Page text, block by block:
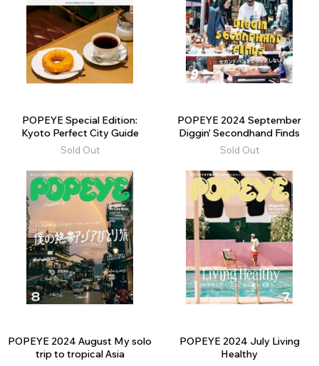
POPEYE Special Edition:
Kyoto Perfect City Guide
Sold Out
POPEYE 2024 September
Diggin' Secondhand Finds
Sold Out
POPEYE 2024 August My solo
trip to tropical Asia
POPEYE 2024 July Living
Healthy